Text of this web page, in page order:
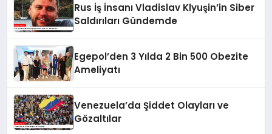
Rus İş İnsanı Vladislav Klyuşin’in Siber
Saldırıları Gündemde
Egepol’den 3 Yılda 2 Bin 500 Obezite
Ameliyatı
Venezuela’da Şiddet Olayları ve
Gözaltılar